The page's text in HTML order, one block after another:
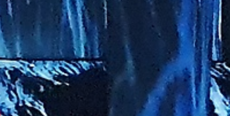
Culturele aanbieders
Scholen